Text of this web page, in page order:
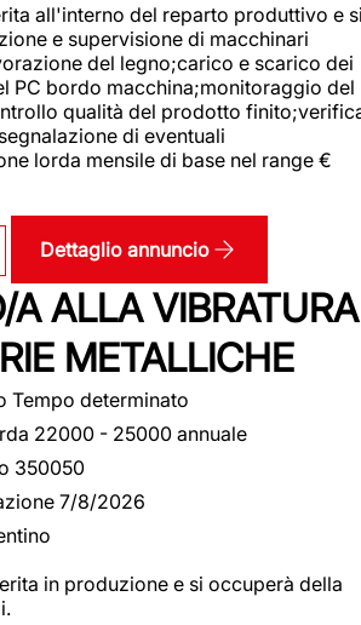
all'interno del reparto produttivo e
e supervisione di macchinari
del legno;carico e scarico dei
PC bordo macchina;monitoraggio del
qualità del prodotto
di eventuali
lorda mensile di base nel range €
Dettaglio annuncio
A ALLA VIBRATURA
METALLICHE
Tempo determinato
22000 - 25000 annuale
350050
7/8/2026
in produzione e si occuperà della